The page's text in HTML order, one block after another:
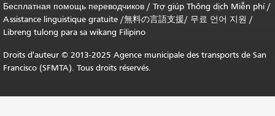
Бесплатная помощь переводчиков / Trợ giúp Thông dịch Miễn phí/
Assistance linguistique gratuite /無料の言語支援/ 무료 언어 지원 /
Libreng tulong para sa wikang Filipino
Droits d'auteur © 2013-2025 Agence municipale des transports de San
Francisco (SFMTA). Tous droits réservés.